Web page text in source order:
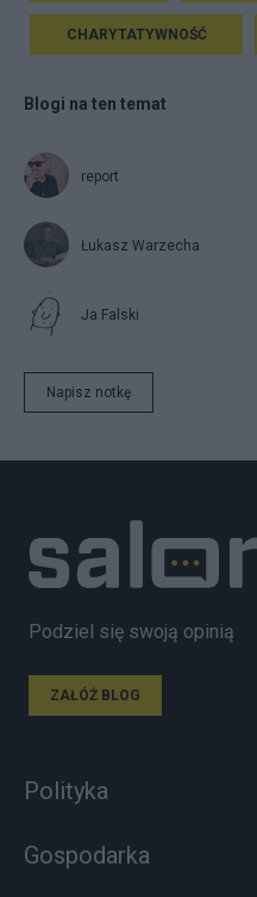
CHARYTATYWNOŚĆ
Blogi na ten temat
report
Łukasz Warzecha
Ja Falski
Napisz notkę
Podziel się swoją opinią
ZAŁÓŻ BLOG
Polityka
Gospodarka